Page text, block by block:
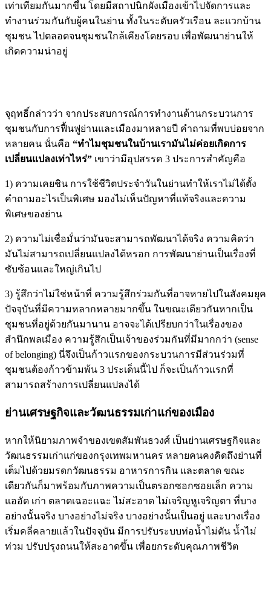
เท่าเทียมกันมากขึ้น โดยมีสถาปนิกผังเมืองเข้าไปจัดการและ
ทำงานร่วมกันกับผู้คนในย่าน ทั้งในระดับครัวเรือน ละแวกบ้าน
ชุมชน ไปตลอดจนชุมชนใกล้เคียงโดยรอบ เพื่อพัฒนาย่านให้
เกิดความน่าอยู่
จุฤทธิ์กล่าวว่า จากประสบการณ์การทำงานด้านกระบวนการ
ชุมชนกับการฟื้นฟูย่านและเมืองมาหลายปี คำถามที่พบบ่อยจาก
หลายคน นั่นคือ “ทำไมชุมชนในบ้านเรามันไม่ค่อยเกิดการ
เปลี่ยนแปลงเท่าไหร่” เขาว่ามีอุปสรรค 3 ประการสำคัญคือ
1) ความเคยชิน การใช้ชีวิตประจำวันในย่านทำให้เราไม่ได้ตั้ง
คำถามอะไรเป็นพิเศษ มองไม่เห็นปัญหาที่แท้จริงและความ
พิเศษของย่าน
2) ความไม่เชื่อมั่นว่ามันจะสามารถพัฒนาได้จริง ความคิดว่า
มันไม่สามารถเปลี่ยนแปลงได้หรอก การพัฒนาย่านเป็นเรื่องที่
ซับซ้อนและใหญ่เกินไป
3) รู้สึกว่าไม่ใช่หน้าที่ ความรู้สึกร่วมกันที่อาจหายไปในสังคมยุค
ปัจจุบันที่มีความหลากหลายมากขึ้น ในขณะเดียวกันหากเป็น
ชุมชนที่อยู่ด้วยกันมานาน อาจจะได้เปรียบกว่าในเรื่องของ
สำนึกพลเมือง ความรู้สึกเป็นเจ้าของร่วมกันที่มีมากกว่า (sense
of belonging) นี่จึงเป็นก้าวแรกของกระบวนการมีส่วนร่วมที่
ชุมชนต้องก้าวข้ามพ้น 3 ประเด็นนี้ไป ก็จะเป็นก้าวแรกที่
สามารถสร้างการเปลี่ยนแปลงได้
ย่านเศรษฐกิจและวัฒนธรรมเก่าแก่ของเมือง
หากให้นิยามภาพจำของเขตสัมพันธวงศ์ เป็นย่านเศรษฐกิจและ
วัฒนธรรมเก่าแก่ของกรุงเทพมหานคร หลายคนคงคิดถึงย่านที่
เต็มไปด้วยมรดกวัฒนธรรม อาหารการกิน และตลาด ขณะ
เดียวกันก็มาพร้อมกับภาพความเป็นตรอกซอกซอยเล็ก ความ
แออัด เก่า ตลาดเฉอะแฉะ ไม่สะอาด ไม่เจริญหูเจริญตา ที่บาง
อย่างนั้นจริง บางอย่างไม่จริง บางอย่างนั้นเป็นอยู่ และบางเรื่อง
เริ่มคลี่คลายแล้วในปัจจุบัน มีการปรับระบบท่อน้ำไม่ตัน น้ำไม่
ท่วม ปรับปรุงถนนให้สะอาดขึ้น เพื่อยกระดับคุณภาพชีวิต